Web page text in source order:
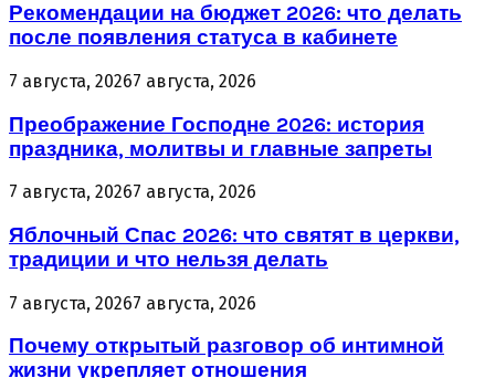
Рекомендации на бюджет 2026: что делать
после появления статуса в кабинете
7 августа, 20267 августа, 2026
Преображение Господне 2026: история
праздника, молитвы и главные запреты
7 августа, 20267 августа, 2026
Яблочный Спас 2026: что святят в церкви,
традиции и что нельзя делать
7 августа, 20267 августа, 2026
Почему открытый разговор об интимной
жизни укрепляет отношения